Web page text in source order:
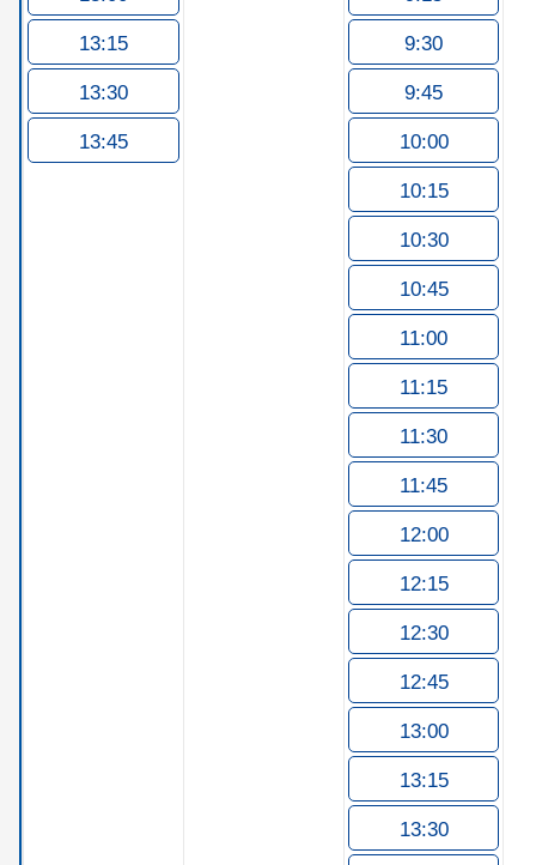
13:15
13:30
13:45
9:30
9:45
10:00
10:15
10:30
10:45
11:00
11:15
11:30
11:45
12:00
12:15
12:30
12:45
13:00
13:15
13:30